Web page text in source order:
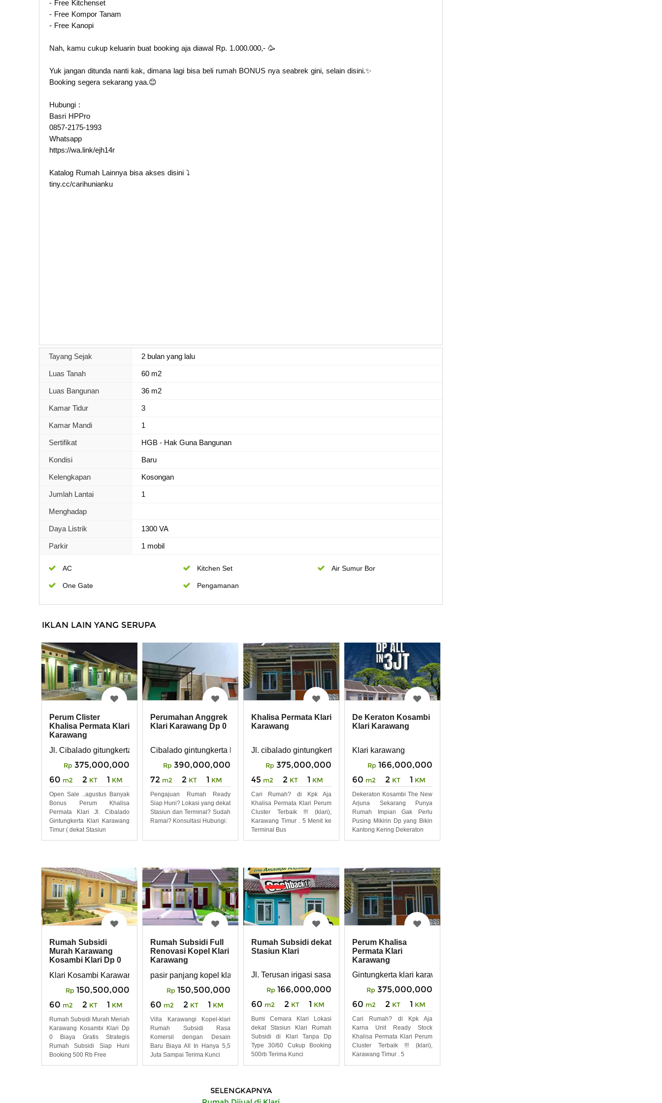
- Free Kitchenset
- Free Kompor Tanam
- Free Kanopi
Nah, kamu cukup keluarin buat booking aja diawal Rp. 1.000.000,- 🥳
Yuk jangan ditunda nanti kak, dimana lagi bisa beli rumah BONUS nya seabrek gini, selain disini.✨️
Booking segera sekarang yaa.😊
Hubungi :
Basri HPPro
0857-2175-1993
Whatsapp
https://wa.link/ejh14r
Katalog Rumah Lainnya bisa akses disini ⤵️
tiny.cc/carihunianku
Tayang Sejak 2 bulan yang lalu
Luas Tanah 60 m2
Luas Bangunan 36 m2
Kamar Tidur 3
Kamar Mandi 1
Sertifikat HGB - Hak Guna Bangunan
Kondisi Baru
Kelengkapan Kosongan
Jumlah Lantai 1
Menghadap
Daya Listrik 1300 VA
Parkir 1 mobil
AC Kitchen Set Air Sumur Bor
One Gate Pengamanan
IKLAN LAIN YANG SERUPA
Perum Clister
Khalisa Permata Klari
Karawang
Jl. Cibalado gitungkerta klari karawang dekat stasiun klari
Rp 375,000,000
60 m2 2 KT 1 KM
Open Sale ..agustus Banyak
Bonus Perum Khalisa
Permata Klari Jl. Cibalado
Gintungkerta Klari Karawang
Timur ( dekat Stasiun
Perumahan Anggrek
Klari Karawang Dp 0
Cibalado gintungkerta karawang dekat stasiun klari
Rp 390,000,000
72 m2 2 KT 1 KM
Pengajuan Rumah Ready
Siap Huni? Lokasi yang dekat
Stasiun dan Terminal? Sudah
Ramai? Konsultasi Hubungi:
Khalisa Permata Klari
Karawang
Jl. cibalado gintungkerta klari karawang
Rp 375,000,000
45 m2 2 KT 1 KM
Cari Rumah? di Kpk Aja
Khalisa Permata Klari Perum
Cluster Terbaik !!! (klari),
Karawang Timur . 5 Menit ke
Terminal Bus
De Keraton Kosambi
Klari Karawang
Klari karawang
Rp 166,000,000
60 m2 2 KT 1 KM
Dekeraton Kosambi The New
Arjuna Sekarang Punya
Rumah Impian Gak Perlu
Pusing Mikirin Dp yang Bikin
Kantong Kering Dekeraton
Rumah Subsidi
Murah Karawang
Kosambi Klari Dp 0
Strategis
Klari Kosambi Karawang
Rp 150,500,000
60 m2 2 KT 1 KM
Rumah Subsidi Murah Meriah
Karawang Kosambi Klari Dp
0 Biaya Gratis Strategis
Rumah Subsidi Siap Huni
Booking 500 Rb Free
Rumah Subsidi Full
Renovasi Kopel Klari
Karawang
pasir panjang kopel klari karawang
Rp 150,500,000
60 m2 2 KT 1 KM
Villa Karawangi Kopel-klari
Rumah Subsidi Rasa
Komersil dengan Desain
Baru Biaya All In Hanya 5,5
Juta Sampai Terima Kunci
Rumah Subsidi dekat
Stasiun Klari
Jl. Terusan irigasi sasak misran klari karawang
Rp 166,000,000
60 m2 2 KT 1 KM
Bumi Cemara Klari Lokasi
dekat Stasiun Klari Rumah
Subsidi di Klari Tanpa Dp
Type 30/60 Cukup Booking
500rb Terima Kunci
Perum Khalisa
Permata Klari
Karawang
Gintungkerta klari karawang
Rp 375,000,000
60 m2 2 KT 1 KM
Cari Rumah? di Kpk Aja
Karna Unit Ready Stock
Khalisa Permata Klari Perum
Cluster Terbaik !!! (klari),
Karawang Timur . 5
SELENGKAPNYA